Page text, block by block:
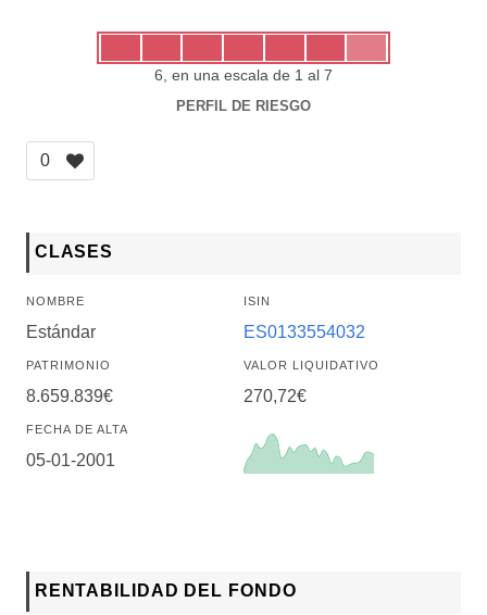
6, en una escala de 1 al 7
PERFIL DE RIESGO
0
CLASES
NOMBRE
Estándar
ISIN
ES0133554032
PATRIMONIO
8.659.839€
VALOR LIQUIDATIVO
270,72€
FECHA DE ALTA
05-01-2001
RENTABILIDAD DEL FONDO